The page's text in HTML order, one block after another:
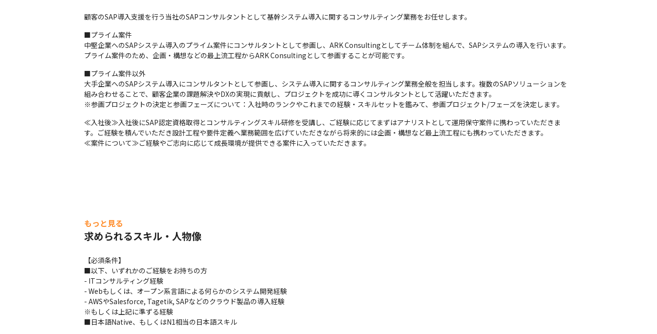
顧客のSAP導入支援を行う当社のSAPコンサルタントとして基幹システム導入に関するコンサルティング業務をお任せします。
■プライム案件
中堅企業へのSAPシステム導入のプライム案件にコンサルタントとして参画し、ARK Consultingとしてチーム体制を組んで、SAPシステムの導入を行います。
プライム案件のため、企画・構想などの最上流工程からARK Consultingとして参画することが可能です。
■プライム案件以外
大手企業へのSAPシステム導入にコンサルタントとして参画し、システム導入に関するコンサルティング業務全般を担当します。複数のSAPソリューションを
組み合わせることで、顧客企業の課題解決やDXの実現に貢献し、プロジェクトを成功に導くコンサルタントとして活躍いただきます。
※参画プロジェクトの決定と参画フェーズについて：入社時のランクやこれまでの経験・スキルセットを鑑みて、参画プロジェクト/フェーズを決定します。
≪入社後≫入社後にSAP認定資格取得とコンサルティングスキル研修を受講し、ご経験に応じてまずはアナリストとして運用保守案件に携わっていただきま
す。ご経験を積んでいただき設計工程や要件定義へ業務範囲を広げていただきながら将来的には企画・構想など最上流工程にも携わっていただきます。
≪案件について≫ご経験やご志向に応じて成長環境が提供できる案件に入っていただきます。
もっと見る
求められるスキル・人物像
【必須条件】
■以下、いずれかのご経験をお持ちの方
- ITコンサルティング経験
- Webもしくは、オープン系言語による何らかのシステム開発経験
- AWSやSalesforce, Tagetik, SAPなどのクラウド製品の導入経験
※もしくは上記に準ずる経験
■日本語Native、もしくはN1相当の日本語スキル